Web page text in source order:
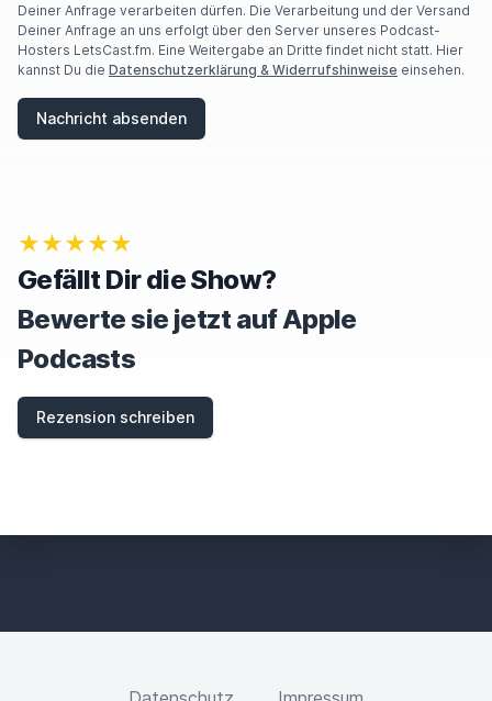
Deiner Anfrage verarbeiten dürfen. Die Verarbeitung und der Versand
Deiner Anfrage an uns erfolgt über den Server unseres Podcast-
Hosters LetsCast.fm. Eine Weitergabe an Dritte findet nicht statt. Hier
kannst Du die Datenschutzerklärung & Widerrufshinweise einsehen.
Nachricht absenden
★★★★★
Gefällt Dir die Show?
Bewerte sie jetzt auf Apple
Podcasts
Rezension schreiben